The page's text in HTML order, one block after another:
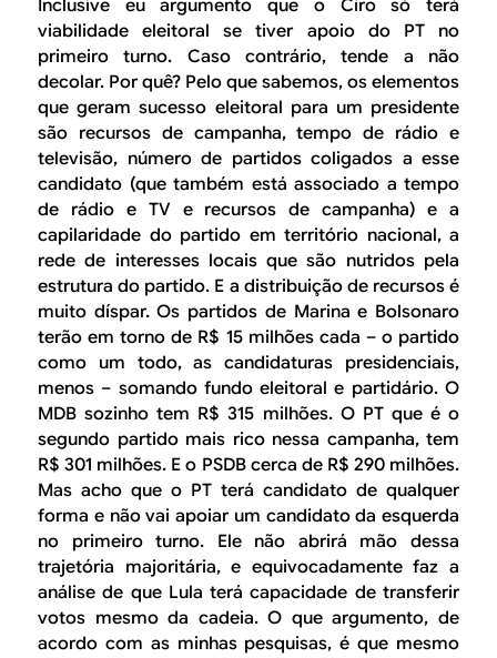
Inclusive eu argumento que o Ciro só terá
viabilidade eleitoral se tiver apoio do PT no
primeiro turno. Caso contrário, tende a não
decolar. Por quê? Pelo que sabemos, os elementos
que geram sucesso eleitoral para um presidente
são recursos de campanha, tempo de rádio e
televisão, número de partidos coligados a esse
candidato (que também está associado a tempo
de rádio e TV e recursos de campanha) e a
capilaridade do partido em território nacional, a
rede de interesses locais que são nutridos pela
estrutura do partido. E a distribuição de recursos é
muito díspar. Os partidos de Marina e Bolsonaro
terão em torno de R$ 15 milhões cada – o partido
como um todo, as candidaturas presidenciais,
menos – somando fundo eleitoral e partidário. O
MDB sozinho tem R$ 315 milhões. O PT que é o
segundo partido mais rico nessa campanha, tem
R$ 301 milhões. E o PSDB cerca de R$ 290 milhões.
Mas acho que o PT terá candidato de qualquer
forma e não vai apoiar um candidato da esquerda
no primeiro turno. Ele não abrirá mão dessa
trajetória majoritária, e equivocadamente faz a
análise de que Lula terá capacidade de transferir
votos mesmo da cadeia. O que argumento, de
acordo com as minhas pesquisas, é que mesmo